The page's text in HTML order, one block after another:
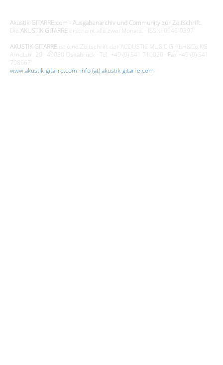
Akustik-GITARRE.com - Ausgabenarchiv und Community zur Zeitschrift.
Die AKUSTIK GITARRE erscheint alle zwei Monate. · ISSN: 0946-9397
AKUSTIK GITARRE ist eine Zeitschrift der ACOUSTIC MUSIC GmbH&Co.KG
Arndtstr. 20 · 49080 Osnabrück · Tel. +49 (0) 541 710020 · Fax +49 (0) 541
708667
www.akustik-gitarre.com ·info (at) akustik-gitarre.com